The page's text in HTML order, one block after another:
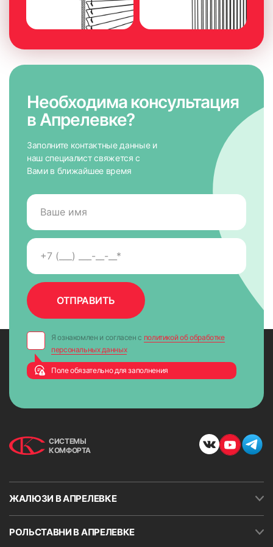
7. На направляющих снять защитную пленку для скотча,
приложить к окну и крепко прижать по всей высоте на 5-
10 сек. для максимально надежного крепления.
Необходима консультация
в Апрелевке?
Заполните контактные данные и
наш специалист свяжется с
Вами в ближайшее время
Я ознакомлен и согласен с политикой об обработке
персональных данных
Поле обязательно для заполнения
СИСТЕМЫ
КОМФОРТА
ЖАЛЮЗИ В АПРЕЛЕВКЕ
РОЛЬСТАВНИ В АПРЕЛЕВКЕ